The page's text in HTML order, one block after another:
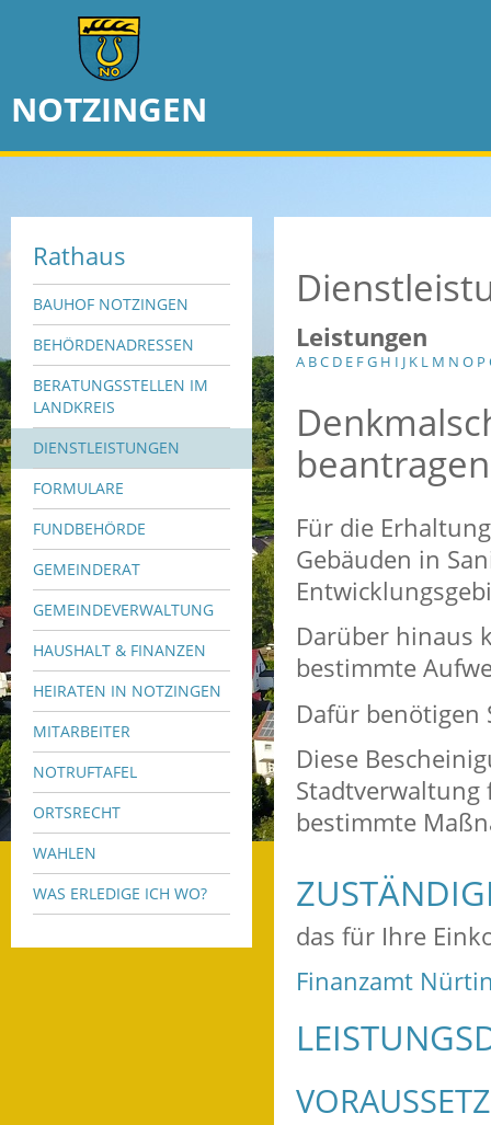
NOTZINGEN
Rathaus
BAUHOF NOTZINGEN
BEHÖRDENADRESSEN
BERATUNGSSTELLEN IM
LANDKREIS
DIENSTLEISTUNGEN
FORMULARE
FUNDBEHÖRDE
GEMEINDERAT
GEMEINDEVERWALTUNG
HAUSHALT & FINANZEN
HEIRATEN IN NOTZINGEN
MITARBEITER
NOTRUFTAFEL
ORTSRECHT
WAHLEN
WAS ERLEDIGE ICH WO?
Leistungen
A BC D E FG H I J K L M N O P
beantragen
Für die
Gebäuden in
Darüber hinaus
bestimmte
Dafür benötigen
Diese
bestimmte
das für Ihre
Finanzamt